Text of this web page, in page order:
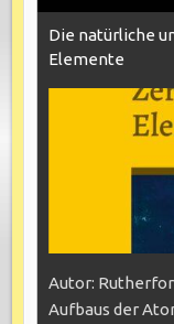
Die natürliche
Elemente
Autor:
Aufbaus der